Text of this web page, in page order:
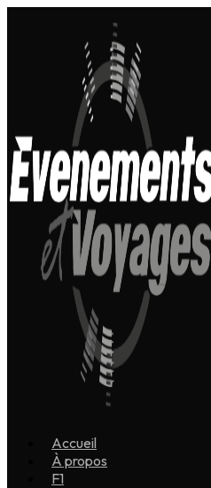
Accueil
À propos
F1